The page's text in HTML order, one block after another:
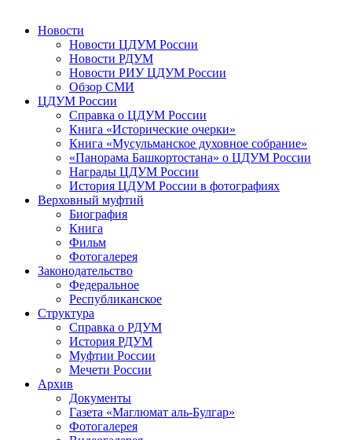
Новости
Новости ЦДУМ России
Новости РДУМ
Новости РИУ ЦДУМ России
Обзор СМИ
ЦДУМ России
Справка о ЦДУМ России
Книга «Исторические очерки»
Книга «Мусульманское духовное собрание»
«Панорама Башкортостана» о ЦДУМ России
Награды ЦДУМ России
История ЦДУМ России в фотографиях
Верховный муфтий
Биография
Книга
Фильм
Фотогалерея
Законодательство
Федеральное
Республиканское
Структура
Справка о РДУМ
История РДУМ
Муфтии России
Мечети России
Архив
Документы
Газета «Маглюмат аль-Булгар»
Фотогалерея